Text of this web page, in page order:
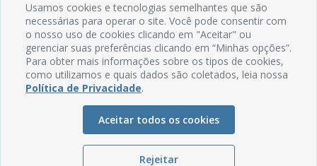
Rua do Imperador, 78, Centro
CEP: 58.280-000 - Mamanguape/PB
Fone: (83) 3292-2246
Email: comunicacao@mamanguape.pb.gov.br
Mapa do Site
Usamos cookies e tecnologias semelhantes que são
necessárias para operar o site. Você pode consentir com
o nosso uso de cookies clicando em "Aceitar" ou
gerenciar suas preferências clicando em “Minhas opções”.
Para obter mais informações sobre os tipos de cookies,
como utilizamos e quais dados são coletados, leia nossa
Política de Privacidade.
Aceitar todos os cookies
Rejeitar